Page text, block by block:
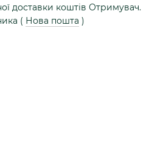
доставки коштів Отримувач.
( Нова пошта )